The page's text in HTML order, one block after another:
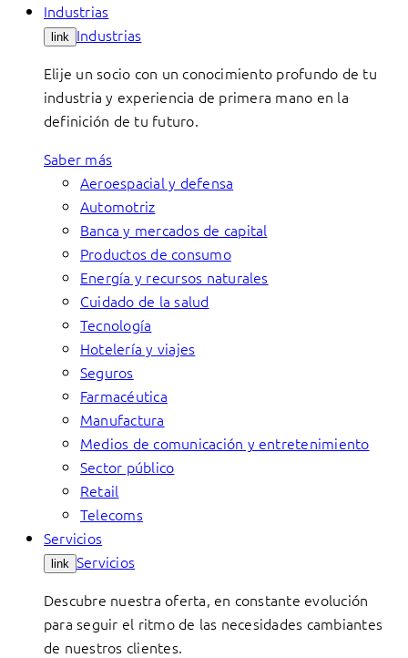
Industrias
link Industrias
Elije un socio con un conocimiento profundo de tu
industria y experiencia de primera mano en la
definición de tu futuro.
Saber más
Aeroespacial y defensa
Automotriz
Banca y mercados de capital
Productos de consumo
Energía y recursos naturales
Cuidado de la salud
Tecnología
Hotelería y viajes
Seguros
Farmacéutica
Manufactura
Medios de comunicación y entretenimiento
Sector público
Retail
Telecoms
Servicios
link Servicios
Descubre nuestra oferta, en constante evolución
para seguir el ritmo de las necesidades cambiantes
de nuestros clientes.